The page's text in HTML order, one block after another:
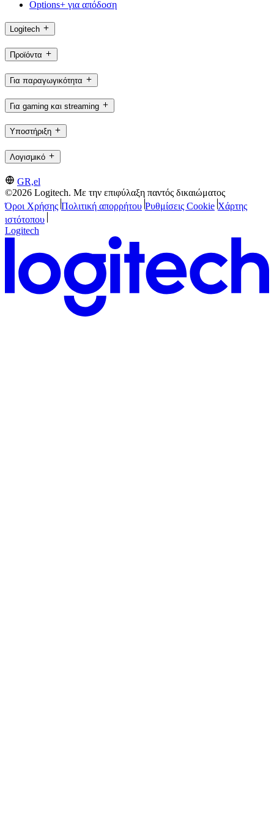
Options+ για απόδοση
Logitech
Προϊόντα
Για παραγωγικότητα
Για gaming και streaming
Υποστήριξη
Λογισμικό
GR,el
©2026 Logitech. Με την επιφύλαξη παντός δικαιώματος
Όροι Χρήσης Πολιτική απορρήτου Ρυθμίσεις Cookie Χάρτης
ιστότοπου
Logitech